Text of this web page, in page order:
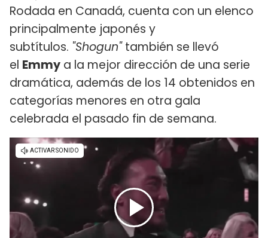
Rodada en Canadá, cuenta con un elenco
principalmente japonés y
subtítulos. "Shogun"también se llevó
el Emmy a la mejor dirección de una serie
dramática, además de los 14 obtenidos en
categorías menores en otra gala
celebrada el pasado fin de semana.